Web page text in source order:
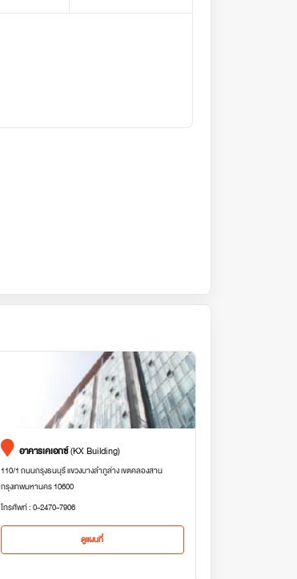
อาคารเคเอกซ์(KX Building)
110/1 ถนนกรุงธนบุรี แขวงบางลำภูล่าง เขตคลองสาน
กรุงเทพมหานคร 10600
โทรศัพท์ : 0-2470-7906
ดูแผนที่